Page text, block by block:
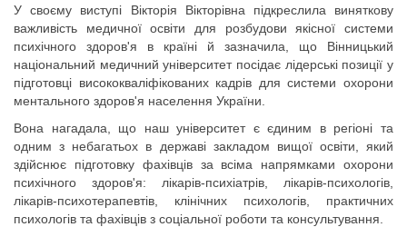
У своєму виступі Вікторія Вікторівна підкреслила виняткову
важливість медичної освіти для розбудови якісної системи
психічного здоров'я в країні й зазначила, що Вінницький
національний медичний університет посідає лідерські позиції у
підготовці висококваліфікованих кадрів для системи охорони
ментального здоров'я населення України.
Вона нагадала, що наш університет є єдиним в регіоні та
одним з небагатьох в державі закладом вищої освіти, який
здійснює підготовку фахівців за всіма напрямками охорони
психічного здоров'я: лікарів-психіатрів, лікарів-психологів,
лікарів-психотерапевтів, клінічних психологів, практичних
психологів та фахівців з соціальної роботи та консультування.